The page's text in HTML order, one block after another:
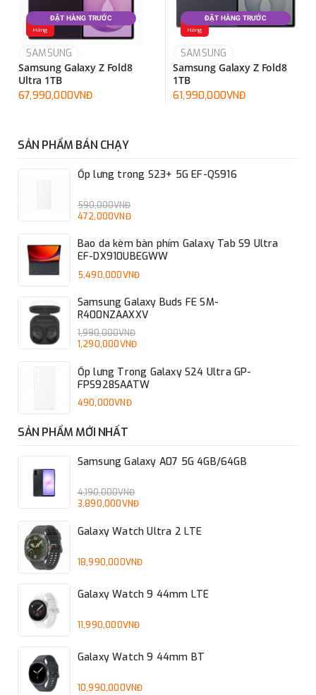
viên pin 5.000mAh và hỗ trợ sạc nhanh 45W.
Hàng
ĐẶT HÀNG TRƯỚC
SAMSUNG
Samsung Galaxy Z Fold8
Ultra 1TB
67,990,000VNĐ
Hàng
ĐẶT HÀNG TRƯỚC
SAMSUNG
Samsung Galaxy Z Fold8
1TB
61,990,000VNĐ
SẢN PHẨM BÁN CHẠY
Ốp lưng trong S23+ 5G EF-QS916
590,000VNĐ
472,000VNĐ
Bao da kèm bàn phím Galaxy Tab S9 Ultra
EF-DX910UBEGWW
5,490,000VNĐ
Samsung Galaxy Buds FE SM-
R400NZAAXXV
1,990,000VNĐ
1,290,000VNĐ
Ốp lưng Trong Galaxy S24 Ultra GP-
FPS928SAATW
490,000VNĐ
SẢN PHẨM MỚI NHẤT
Samsung Galaxy A07 5G 4GB/64GB
4,190,000VNĐ
3,890,000VNĐ
Galaxy Watch Ultra 2 LTE
18,990,000VNĐ
Galaxy Watch 9 44mm LTE
11,990,000VNĐ
Galaxy Watch 9 44mm BT
10,990,000VNĐ